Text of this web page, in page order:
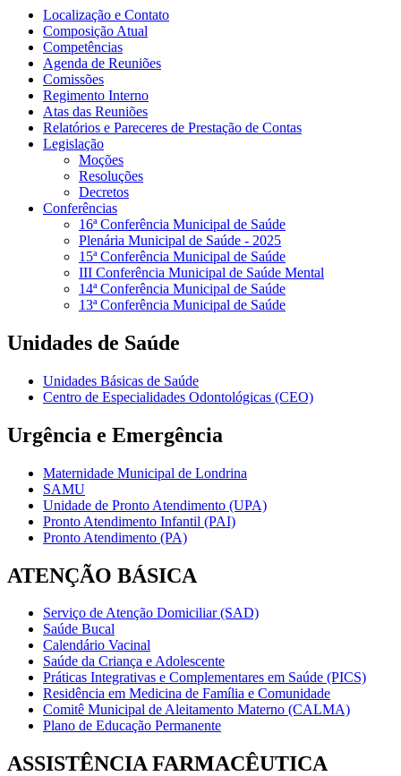
Localização e Contato
Composição Atual
Competências
Agenda de Reuniões
Comissões
Regimento Interno
Atas das Reuniões
Relatórios e Pareceres de Prestação de Contas
Legislação
Moções
Resoluções
Decretos
Conferências
16ª Conferência Municipal de Saúde
Plenária Municipal de Saúde - 2025
15ª Conferência Municipal de Saúde
III Conferência Municipal de Saúde Mental
14ª Conferência Municipal de Saúde
13ª Conferência Municipal de Saúde
Unidades de Saúde
Unidades Básicas de Saúde
Centro de Especialidades Odontológicas (CEO)
Urgência e Emergência
Maternidade Municipal de Londrina
SAMU
Unidade de Pronto Atendimento (UPA)
Pronto Atendimento Infantil (PAI)
Pronto Atendimento (PA)
ATENÇÃO BÁSICA
Serviço de Atenção Domiciliar (SAD)
Saúde Bucal
Calendário Vacinal
Saúde da Criança e Adolescente
Práticas Integrativas e Complementares em Saúde (PICS)
Residência em Medicina de Família e Comunidade
Comitê Municipal de Aleitamento Materno (CALMA)
Plano de Educação Permanente
ASSISTÊNCIA FARMACÊUTICA